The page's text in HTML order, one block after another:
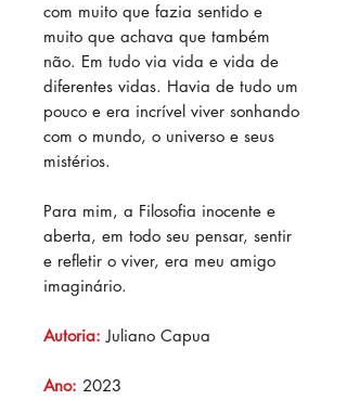
com muito que fazia sentido e
muito que achava que também
não. Em tudo via vida e vida de
diferentes vidas. Havia de tudo um
pouco e era incrível viver sonhando
com o mundo, o universo e seus
mistérios.
Para mim, a Filosofia inocente e
aberta, em todo seu pensar, sentir
e refletir o viver, era meu amigo
imaginário.
Autoria: Juliano Capua
Ano: 2023